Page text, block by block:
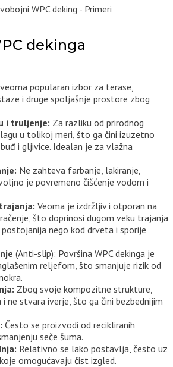
dekinga
popularan izbor za terase,
i druge spoljašnje prostore zbog
i truljenje: Za razliku od prirodnog
u tolikoj meri, što ga čini izuzetno
i gljivice. Idealan je za vlažna
Ne zahteva farbanje, lakiranje,
je povremeno čišćenje vodom i
Veoma je izdržljiv i otporan na
što doprinosi dugom veku trajanja
nego kod drveta i sporije
(Anti-slip): Površina WPC dekinga je
reljefom, što smanjuje rizik od
Zbog svoje kompozitne strukture,
i ne stvara iverje, što ga čini bezbednijim
Često se proizvodi od recikliranih
seče šuma.
Relativno se lako postavlja, često uz
omogućavaju čist izgled.